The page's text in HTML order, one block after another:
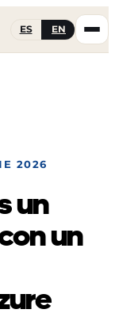
ES EN
2026
un
un